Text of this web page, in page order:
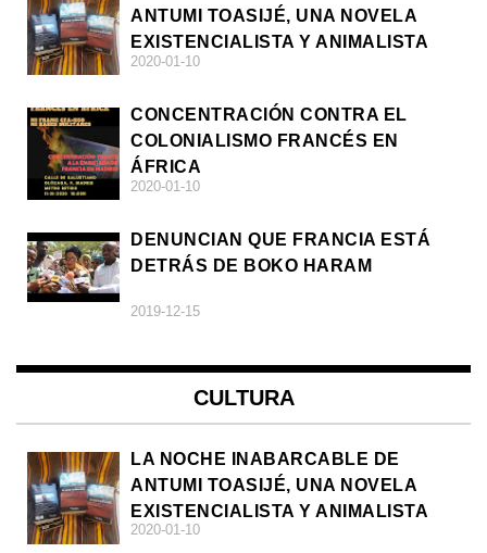
ANTUMI TOASIJÉ, UNA NOVELA
EXISTENCIALISTA Y ANIMALISTA
2020-01-10
CONCENTRACIÓN CONTRA EL
COLONIALISMO FRANCÉS EN
ÁFRICA
2020-01-10
DENUNCIAN QUE FRANCIA ESTÁ
DETRÁS DE BOKO HARAM
2019-12-15
CULTURA
LA NOCHE INABARCABLE DE
ANTUMI TOASIJÉ, UNA NOVELA
EXISTENCIALISTA Y ANIMALISTA
2020-01-10